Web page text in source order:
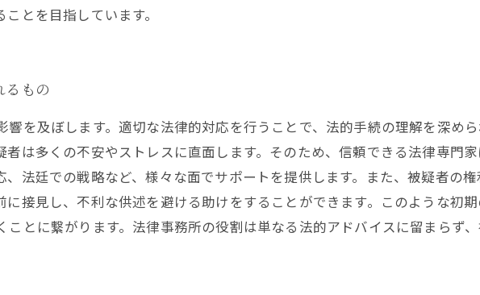
とを目指しています。
るもの
を及ぼします。適切な法律的対応を行うことで、法的手続の理解を深め
は多くの不安やストレスに直面します。そのため、信頼できる法律専門
法廷での戦略など、様々な面でサポートを提供します。また、被疑者の
接見し、不利な供述を避ける助けをすることができます。このような初
とに繋がります。法律事務所の役割は単なる法的アドバイスに留まらず